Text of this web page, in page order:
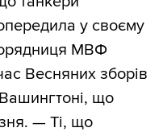
у своєму
МВФ
Весняних зборів
що
— Ті, що